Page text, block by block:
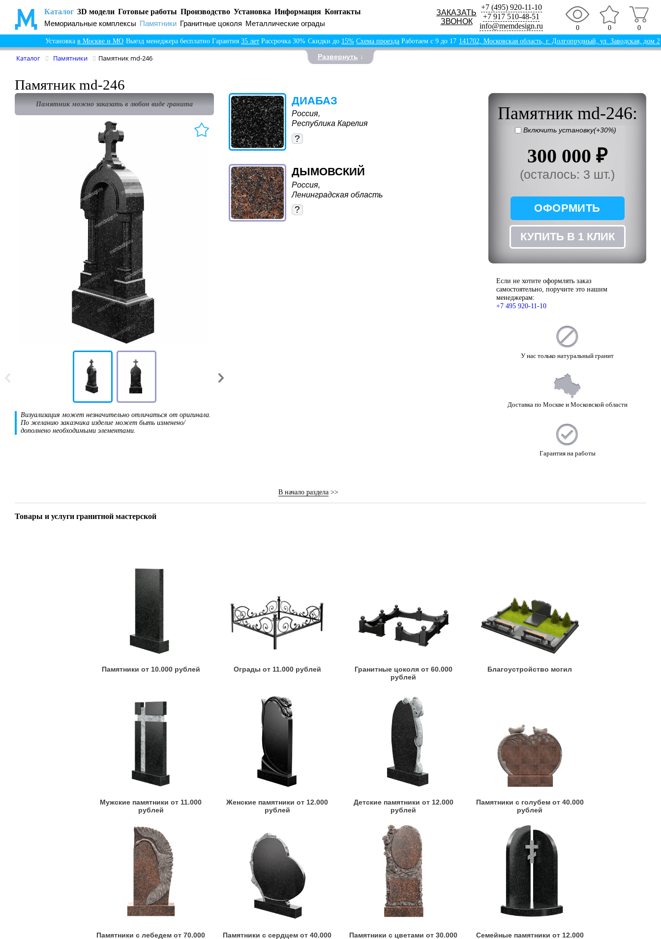
Каталог 3D модели Готовые работы Производство Установка Информация Контакты
Мемориальные комплексы Памятники Гранитные цоколя Металлические ограды
0 0 0
ЗАКАЗАТЬ
ЗВОНОК
+7 (495) 920-11-10
+7 917 510-48-51
info@memdesign.ru
Установкав Москве и МО Выезд менеджера бесплатно Гарантия 35 лет Рассрочка 30% Скидки до 15% Схема проезда Работаем с 9 до 17 141702, Московская область, г. Долгопрудный, ул. Заводская, дом 2
Развернуть ↓
Каталог Памятники Памятник md-246
Памятник md-246
Памятник можно заказать в любом виде гранита
Визуализация может незначительно отличаться от оригинала.
По желанию заказчика изделие может быть изменено/
дополнено необходимыми элементами.
ДИАБАЗ
Россия,
Республика Карелия
?
ДЫМОВСКИЙ
Россия,
Ленинградская область
?
Памятник md-246:
Включить установку(+30%)
300 000 ₽
(осталось: 3 шт.)
ОФОРМИТЬ
ЗАКАЗ
КУПИТЬ В 1 КЛИК
Если не хотите оформлять заказ
самостоятельно, поручите это нашим
менеджерам:
+7 495 920-11-10
У нас только натуральный гранит
Доставка по Москве и Московской области
Гарантия на работы
В начало раздела >>
Товары и услуги гранитной мастерской
Памятники от 10.000 рублей Ограды от 11.000 рублей
Гранитные цоколя от 60.000
рублей
Благоустройство могил
Мужские памятники от 11.000
рублей
Женские памятники от 12.000
рублей
Детские памятники от 12.000
рублей
Памятники с голубем от 40.000
рублей
Памятники с лебедем от 70.000
Памятники с сердцем от 40.000
Памятники с цветами от 30.000
Семейные памятники от 12.000